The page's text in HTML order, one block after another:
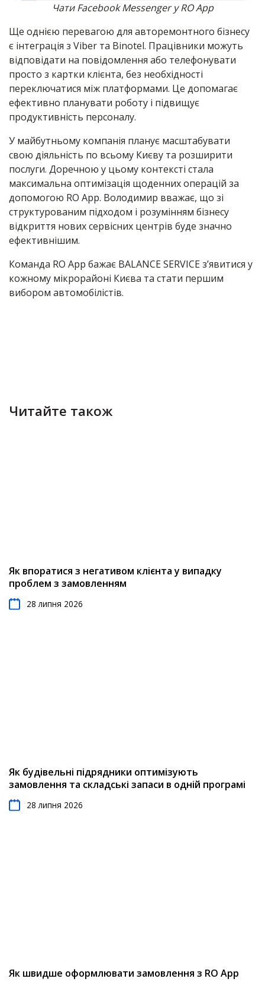
Чати Facebook Messenger у RO App
Ще однією перевагою для авторемонтного бізнесу
є інтеграція з Viber та Binotel. Працівники можуть
відповідати на повідомлення або телефонувати
просто з картки клієнта, без необхідності
переключатися між платформами. Це допомагає
ефективно планувати роботу і підвищує
продуктивність персоналу.
У майбутньому компанія планує масштабувати
свою діяльність по всьому Києву та розширити
послуги. Доречною у цьому контексті стала
максимальна оптимізація щоденних операцій за
допомогою RO App. Володимир вважає, що зі
структурованим підходом і розумінням бізнесу
відкриття нових сервісних центрів буде значно
ефективнішим.
Команда RO App бажає BALANCE SERVICE з’явитися у
кожному мікрорайоні Києва та стати першим
вибором автомобілістів.
Читайте також
Як впоратися з негативом клієнта у випадку
проблем з замовленням
28 липня 2026
Як будівельні підрядники оптимізують
замовлення та складські запаси в одній програмі
28 липня 2026
Як швидше оформлювати замовлення з RO App